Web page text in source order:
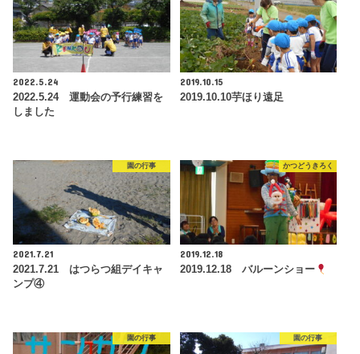
2022.5.24
2022.5.24 運動会の予行練習を
しました
2019.10.15
2019.10.10芋ほり遠足
園の行事
2021.7.21
2021.7.21 はつらつ組デイキャ
ンプ④
かつどうきろく
2019.12.18
2019.12.18 バルーンショー
園の行事 園の行事